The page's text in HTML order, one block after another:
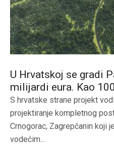
U Hrvatskoj se gradi
milijardi eura. Kao
S hrvatske strane projekt
projektiranje kompletnog
Crnogorac, Zagrepčanin koji
vodećim...